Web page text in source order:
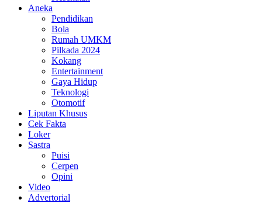
Aneka
Pendidikan
Bola
Rumah UMKM
Pilkada 2024
Kokang
Entertainment
Gaya Hidup
Teknologi
Otomotif
Liputan Khusus
Cek Fakta
Loker
Sastra
Puisi
Cerpen
Opini
Video
Advertorial